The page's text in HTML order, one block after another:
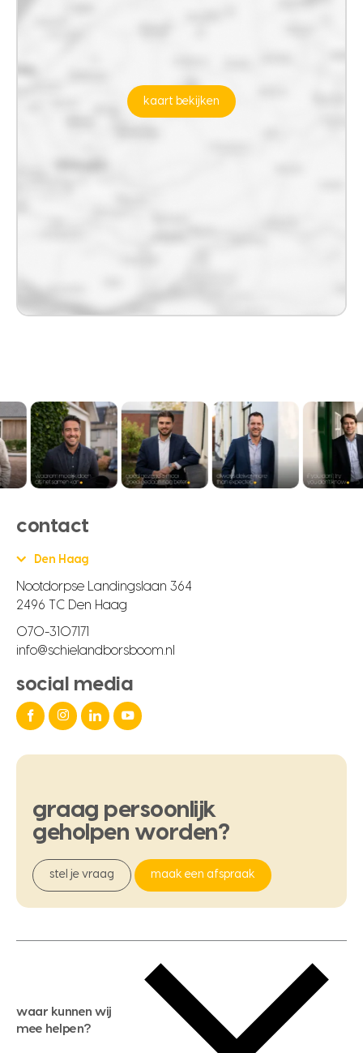
kaart bekijken
contact
Den Haag
Nootdorpse Landingslaan 364
2496 TC Den Haag
070-3107171
info@schielandborsboom.nl
social media
graag persoonlijk
geholpen worden?
stel je vraag maak een afspraak
waar kunnen wij
mee helpen?